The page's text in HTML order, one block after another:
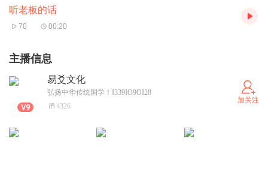
听老板的话
70 00:20
主播信息
易爻文化
弘扬中华传统国学！I339IO9OI28
4326
加关注